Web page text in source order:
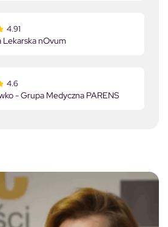
4.91
Lekarska nOvum
4.6
- Grupa Medyczna PARENS